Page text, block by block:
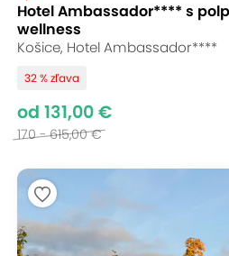
Hotel Ambassador**** s
wellness
Košice, Hotel Ambassador****
32 % zľava
od 131,00 €
170 - 615,00 €